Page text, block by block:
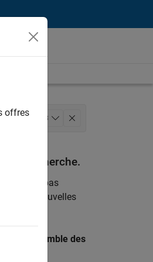
3
de recherche.
trouvez pas
des nouvelles
l’ensemble des
offres